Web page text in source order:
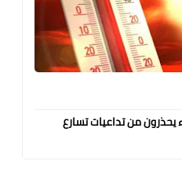
يحذرون من تداعيات تسارع